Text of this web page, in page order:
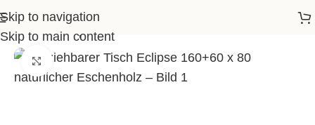
Skip to navigation
Skip to main content
Tisch Eclipse 160+60 x 80 natürlicher Eschenholz
Klick zum Vergrößern